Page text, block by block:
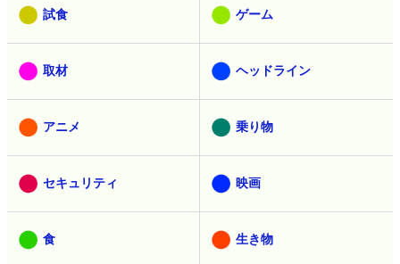
試食 ゲーム
取材 ヘッドライン
アニメ 乗り物
セキュリティ 映画
食 生き物